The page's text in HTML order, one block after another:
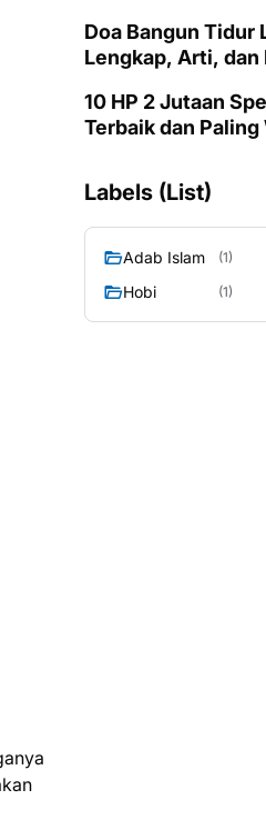
Doa Bangun Tidur
Lengkap, Arti, dan
10 HP 2 Jutaan
Terbaik dan Paling
Labels (List)
Adab Islam (1)
Hobi (1)